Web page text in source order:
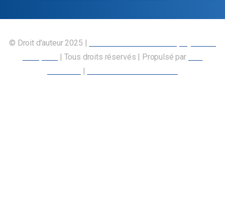
© Droit d’auteur 2025 |
| Tous droits réservés | Propulsé par